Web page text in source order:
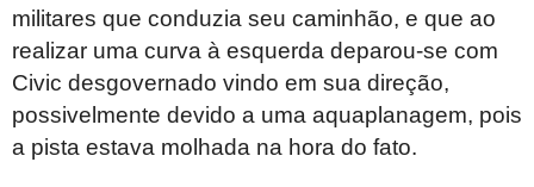
militares que conduzia seu caminhão, e que ao
realizar uma curva à esquerda deparou-se com
Civic desgovernado vindo em sua direção,
possivelmente devido a uma aquaplanagem, pois
a pista estava molhada na hora do fato.